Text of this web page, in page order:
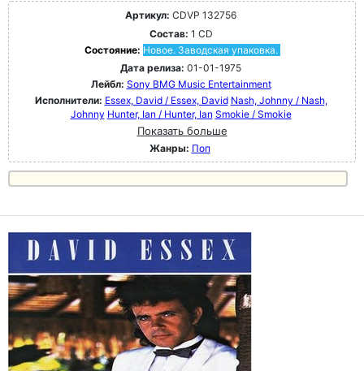
Артикул: CDVP 132756
Состав: 1 CD
Состояние: Новое. Заводская упаковка.
Дата релиза: 01-01-1975
Лейбл: Sony BMG Music Entertainment
Исполнители: Essex, David / Essex, David Nash, Johnny / Nash,
Johnny Hunter, Ian / Hunter, Ian Smokie / Smokie
Показать больше
Жанры: Поп